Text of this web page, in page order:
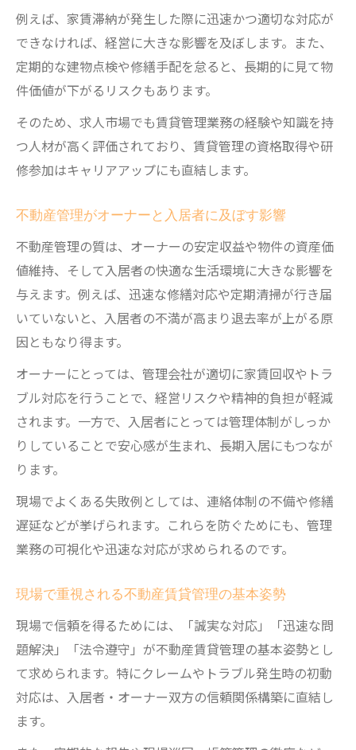
不動産賃貸管理仕事がきついと感じる瞬間
とは
現場対応で学ぶ賃貸管理のコツと注意点
不動産賃貸管理の現場対応で求められるコ
ツ
賃貸管理現場でよくある失敗例と対策法
不動産屋が嫌がる行動と信頼関係の築き方
クレーム対応と修繕手配で大切なポイント
賃貸管理を体系的に理解するための実践ノウハ
不動産賃貸管理を体系的に学ぶ実践ステッ
プ
不動産賃貸管理の一連業務フローを整理す
現場で役立つ賃貸管理ノウハウの身につけ
例えば、家賃滞納が発生した際に迅速かつ適切な対応が
できなければ、経営に大きな影響を及ぼします。また、
定期的な建物点検や修繕手配を怠ると、長期的に見て物
件価値が下がるリスクもあります。
そのため、求人市場でも賃貸管理業務の経験や知識を持
つ人材が高く評価されており、賃貸管理の資格取得や研
修参加はキャリアアップにも直結します。
不動産管理がオーナーと入居者に及ぼす影響
不動産管理の質は、オーナーの安定収益や物件の資産価
値維持、そして入居者の快適な生活環境に大きな影響を
与えます。例えば、迅速な修繕対応や定期清掃が行き届
いていないと、入居者の不満が高まり退去率が上がる原
因ともなり得ます。
オーナーにとっては、管理会社が適切に家賃回収やトラ
ブル対応を行うことで、経営リスクや精神的負担が軽減
されます。一方で、入居者にとっては管理体制がしっか
りしていることで安心感が生まれ、長期入居にもつなが
ります。
現場でよくある失敗例としては、連絡体制の不備や修繕
遅延などが挙げられます。これらを防ぐためにも、管理
業務の可視化や迅速な対応が求められるのです。
現場で重視される不動産賃貸管理の基本姿勢
現場で信頼を得るためには、「誠実な対応」「迅速な問
題解決」「法令遵守」が不動産賃貸管理の基本姿勢とし
て求められます。特にクレームやトラブル発生時の初動
対応は、入居者・オーナー双方の信頼関係構築に直結し
ます。